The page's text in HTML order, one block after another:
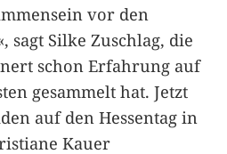
vor den
sagt Silke Zuschlag, die
schon Erfahrung auf
gesammelt hat. Jetzt
auf den Hessentag in
Kauer